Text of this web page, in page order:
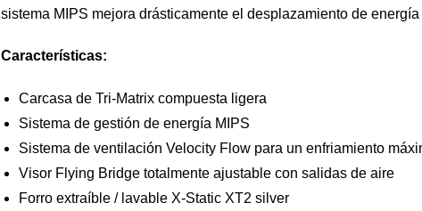
sistema MIPS mejora drásticamente el desplazamiento de
Características:
Carcasa de Tri-Matrix compuesta ligera
Sistema de gestión de energía MIPS
Sistema de ventilación Velocity Flow para un enfriamiento
Visor Flying Bridge totalmente ajustable con salidas de aire
Forro extraíble / lavable X-Static XT2 silver